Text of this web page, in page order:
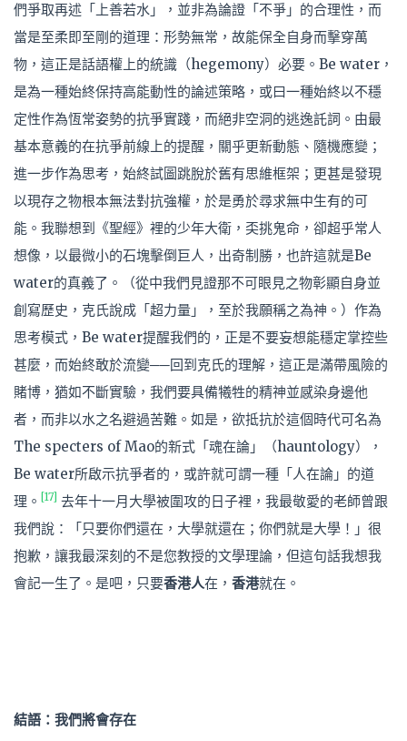
們爭取再述「上善若水」，並非為論證「不爭」的合理性，而
當是至柔即至剛的道理：形勢無常，故能保全自身而擊穿萬
物，這正是話語權上的統識（hegemony）必要。Be water，
是為一種始終保持高能動性的論述策略，或曰一種始終以不穩
定性作為恆常姿勢的抗爭實踐，而絕非空洞的逃逸託詞。由最
基本意義的在抗爭前線上的提醒，關乎更新動態、隨機應變；
進一步作為思考，始終試圖跳脫於舊有思維框架；更甚是發現
以現存之物根本無法對抗強權，於是勇於尋求無中生有的可
能。我聯想到《聖經》裡的少年大衛，奀挑鬼命，卻超乎常人
想像，以最微小的石塊擊倒巨人，出奇制勝，也許這就是Be
water的真義了。（從中我們見證那不可眼見之物彰顯自身並
創寫歷史，克氏說成「超力量」，至於我願稱之為神。）作為
思考模式，Be water提醒我們的，正是不要妄想能穩定掌控些
甚麼，而始終敢於流變──回到克氏的理解，這正是滿帶風險的
賭博，猶如不斷實驗，我們要具備犧牲的精神並感染身邊他
者，而非以水之名避過苦難。如是，欲抵抗於這個時代可名為
The specters of Mao的新式「魂在論」（hauntology），
Be water所啟示抗爭者的，或許就可謂一種「人在論」的道
理。
[17] 去年十一月大學被圍攻的日子裡，我最敬愛的老師曾跟
我們說：「只要你們還在，大學就還在；你們就是大學！」很
抱歉，讓我最深刻的不是您教授的文學理論，但這句話我想我
會記一生了。是吧，只要香港人在， 香港就在。
結語：我們將會存在